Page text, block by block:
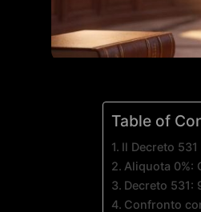
Table of
Il Decreto
Aliquota 0%:
Decreto 531:
Confronto